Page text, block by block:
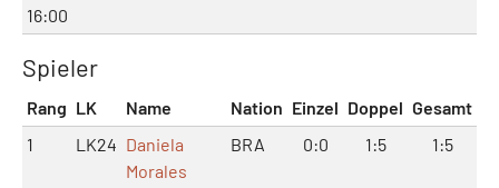
16:00
Spieler
Rang LK Name Nation Einzel Doppel Gesamt
1
LK24 Daniela
Morales
BRA 0:0 1:5 1:5